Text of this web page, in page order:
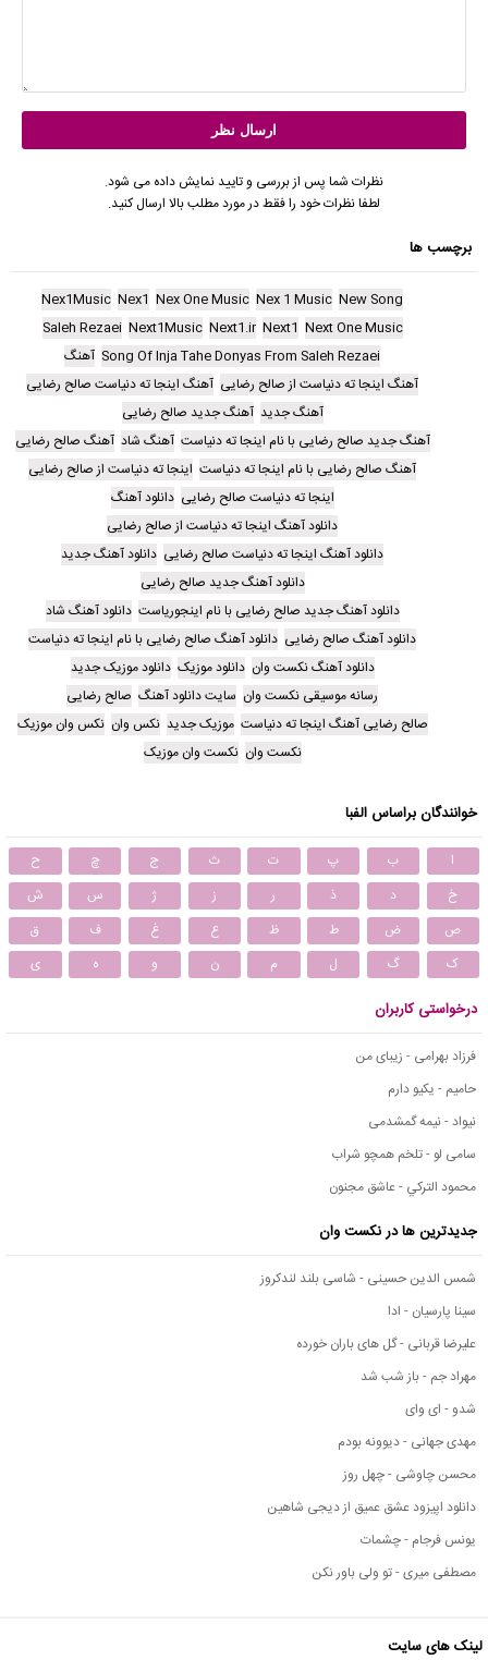
نظرات شما پس از بررسی و تایید نمایش داده می شود.
لطفا نظرات خود را فقط در مورد مطلب بالا ارسال کنید.
برچسب ها
New Song
Nex 1 Music
Nex One Music
Nex1
Nex1Music
Next One Music
Next1
Next1.ir
Next1Music
Saleh Rezaei
Song Of Inja Tahe Donyas From Saleh Rezaei آهنگ
آهنگ اینجا ته دنیاست از صالح رضایی آهنگ اینجا ته دنیاست صالح رضایی
آهنگ جدید آهنگ جدید صالح رضایی
آهنگ جدید صالح رضایی با نام اینجا ته دنیاست آهنگ شاد آهنگ صالح رضایی
آهنگ صالح رضایی با نام اینجا ته دنیاست اینجا ته دنیاست از صالح رضایی
اینجا ته دنیاست صالح رضایی دانلود آهنگ
دانلود آهنگ اینجا ته دنیاست از صالح رضایی
دانلود آهنگ اینجا ته دنیاست صالح رضایی دانلود آهنگ جدید
دانلود آهنگ جدید صالح رضایی
دانلود آهنگ جدید صالح رضایی با نام اینجوریاست دانلود آهنگ شاد
دانلود آهنگ صالح رضایی دانلود آهنگ صالح رضایی با نام اینجا ته دنیاست
دانلود آهنگ نکست وان دانلود موزیک دانلود موزیک جدید
رسانه موسیقی نکست وان سایت دانلود آهنگ صالح رضایی
صالح رضایی آهنگ اینجا ته دنیاست موزیک جدید نکس وان نکس وان موزیک
نکست وان نکست وان موزیک
خوانندگان براساس الفبا
ا ب پ ت ث ج چ
ح
خ
د ذ ر ز ژ س
ش
ص
ض ط ظ ع غ ف
ق
ک
گ ل م ن و ه ی
درخواستی کاربران
فرزاد بهرامی - زیبای من
حامیم - یکیو دارم
نیواد - نیمه گمشدمی
سامی لو - تلخم همچو شراب
محمود التركي - عاشق مجنون
جدیدترین ها در نکست وان
شمس الدین حسینی - شاسی بلند لندکروز
سینا پارسیان - ادا
علیرضا قربانی - گل های باران خورده
مهراد جم - باز شب شد
شدو - ای وای
مهدی جهانی - دیوونه بودم
محسن چاوشی - چهل روز
دانلود اپیزود عشق عمیق از دیجی شاهین
یونس فرجام - چشمات
مصطفی میری - تو ولی باور نکن
لینک های سایت